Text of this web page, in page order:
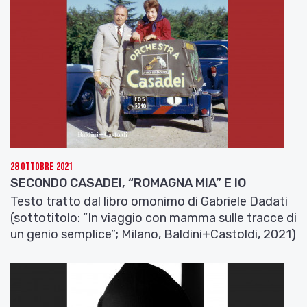
Della Musa
Sempre di notte,
quando viene,
per mano la luna
si liscia le piume
e io che combatto.
Sempre di notte,
quando danza,
danza
aldilà del sempre capire
28 Ottobre 2021
SECONDO CASADEI, “ROMAGNA MIA” E IO
Testo tratto dal libro omonimo di Gabriele Dadati
(sottotitolo: “In viaggio con mamma sulle tracce di
un genio semplice”; Milano, Baldini+Castoldi, 2021)